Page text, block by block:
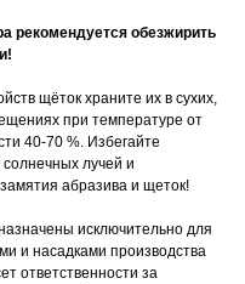
рекомендуется обезжирить
щёток храните их в сухих,
при температуре от
40-70 %. Избегайте
лучей и
абразива и щеток!
исключительно для
и насадками производства
ответственности за